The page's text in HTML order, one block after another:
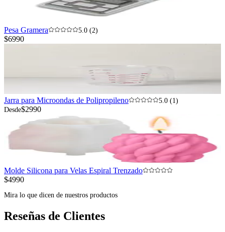
Pesa Gramera 5.0 (2)
$6990
Jarra para Microondas de Polipropileno
5.0 (1)
Desde$2990
Molde Silicona para Velas Espiral Trenzado
$4990
Mira lo que dicen de nuestros productos
Reseñas de Clientes